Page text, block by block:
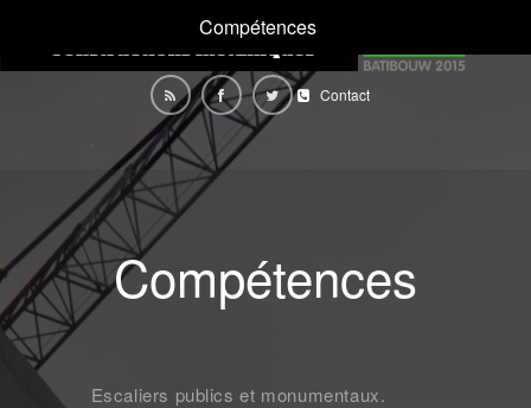
Compétences
Contact
Compétences
Escaliers publics et monumentaux.